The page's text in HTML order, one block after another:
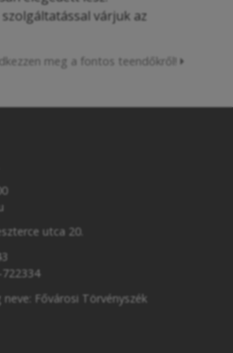
várjuk az
meg a fontos teendőkről!
utca 20.
Fővárosi Törvényszék